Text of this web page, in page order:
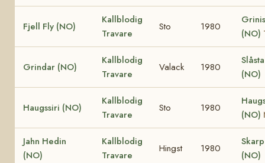
Fjell Fly (NO)
Kallblodig
Travare
Sto 1980
(NO)
Grindar (NO)
Kallblodig
Travare
Valack 1980
(NO)
Haugssiri (NO)
Kallblodig
Travare
Sto 1980
(NO)
Jahn Hedin
(NO)
Kallblodig
Travare
Hingst 1980
(NO)